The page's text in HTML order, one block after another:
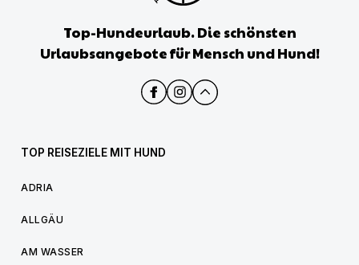
Top-Hundeurlaub. Die schönsten
Urlaubsangebote für Mensch und Hund!
TOP REISEZIELE MIT HUND
ADRIA
ALLGÄU
AM WASSER